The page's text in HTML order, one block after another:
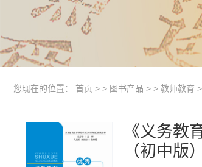
您现在的位置： 首页 > > 图书产品 > > 教师教育
《义务教
（初中版）